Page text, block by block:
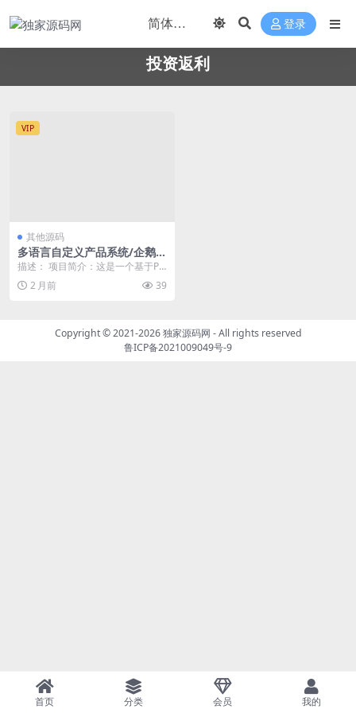
登录
投资返利
VIP
其他源码
多语言自定义产品系统/企鹅养
殖投资返利/一键安装
描述： 项目简介：这是一个基于PH
P开发的多语言企鹅养殖投资返利W
eb系统，采用...
2 月前 39
Copyright © 2021-2026独家源码网 - All rights reserved
鲁ICP备2021009049号-9
首页 分类 会员 我的